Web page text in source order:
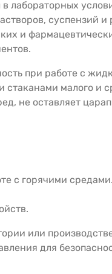
лабораторных
суспензий и
и
при работе с
малого и
не оставляет
с горячими средами.
или
для